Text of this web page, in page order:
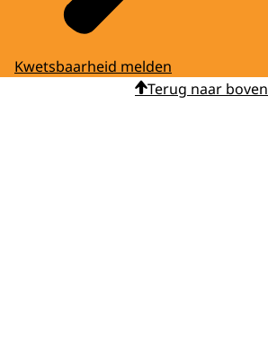
Kwetsbaarheid melden
Terug naar boven